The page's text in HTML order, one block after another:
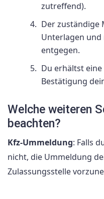
zutreffend).
Der
Unterlagen
entgegen.
Du erhältst
Bestätigung
Welche weiteren
beachten?
Kfz-Ummeldung: Falls
nicht, die Ummeldung
Zulassungsstelle